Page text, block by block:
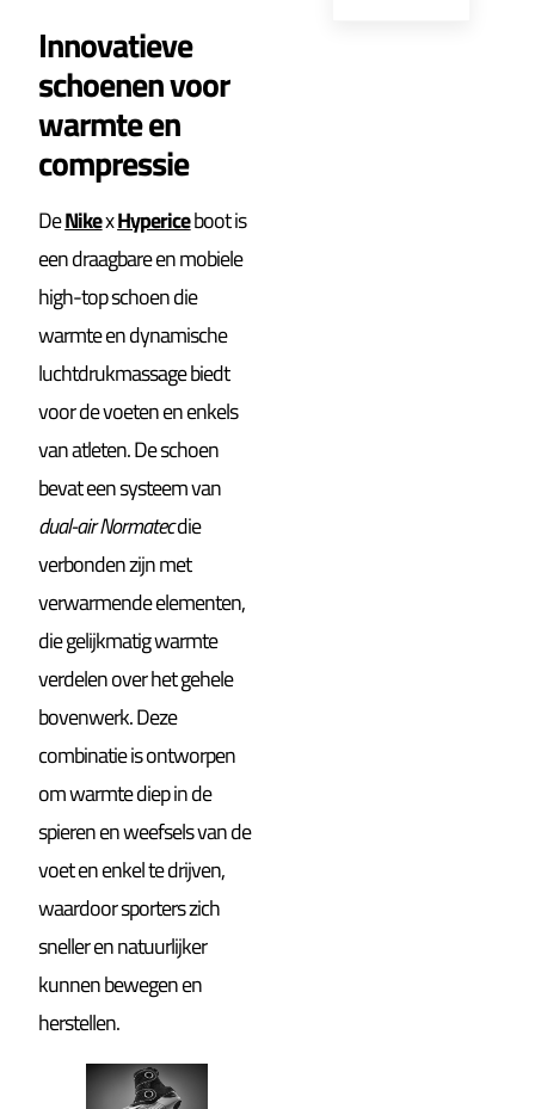
Innovatieve
schoenen voor
warmte en
compressie
DeNikexHypericeboot is
een draagbare en mobiele
high-top schoen die
warmte en dynamische
luchtdrukmassage biedt
voor de voeten en enkels
van atleten. De schoen
bevat een systeem van
dual-air Normatecdie
verbonden zijn met
verwarmende elementen,
die gelijkmatig warmte
verdelen over het gehele
bovenwerk. Deze
combinatie is ontworpen
om warmte diep in de
spieren en weefsels van de
voet en enkel te drijven,
waardoor sporters zich
sneller en natuurlijker
kunnen bewegen en
herstellen.